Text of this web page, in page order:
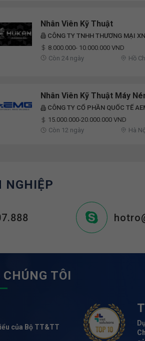
Nhân Viên Kỹ Thuật
CÔNG TY TNHH THƯƠNG MẠI
8.000.000- 10.000.000 VND
Còn 24 ngày
Hồ
Nhân Viên Kỹ Thuật Máy
CÔNG TY CỔ PHẦN QUỐC TẾ
15.000.000-20.000.000 VND
Còn 12 ngày
Hà
NGHIỆP
TÔI
của Bộ TT&TT